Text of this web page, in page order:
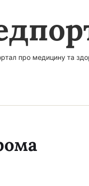
про медицину та